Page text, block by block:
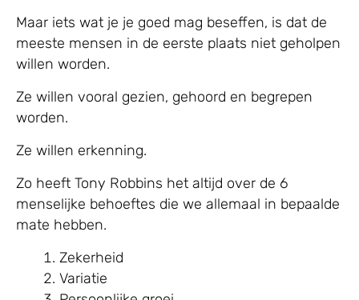
Maar iets wat je je goed mag beseffen, is dat de
meeste mensen in de eerste plaats niet geholpen
willen worden.
Ze willen vooral gezien, gehoord en begrepen
worden.
Ze willen erkenning.
Zo heeft Tony Robbins het altijd over de 6
menselijke behoeftes die we allemaal in bepaalde
mate hebben.
Zekerheid
Variatie